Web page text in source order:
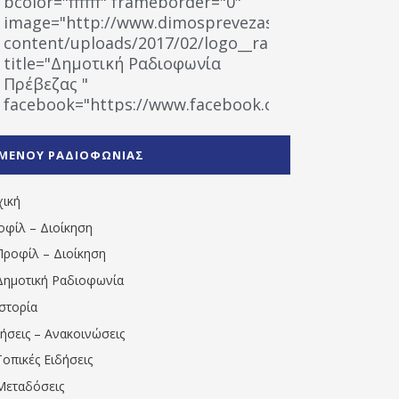
image="http://www.dimosprevezas.gr/wp-
content/uploads/2017/02/logo__radiofonias.jpg"
title="Δημοτική Ραδιοφωνία
Πρέβεζας "
facebook="https://www.facebook.com/
1531194763766854/" artist="" ]
ΡΑΔΙΟΦΩΝΙΑΣ
– Διοίκηση
– Διοίκηση
Ραδιοφωνία
– Ανακοινώσεις
Ειδήσεις